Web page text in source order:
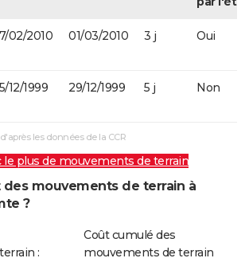
01/1991 31/12/1991 365 j Oui
02/2010 01/03/2010 3 j Oui
12/1999 29/12/1999 5 j Non
les données de la CCR
le plus de mouvements de terrain
mouvements de terrain à
?
:
Coût cumulé des
mouvements de terrain